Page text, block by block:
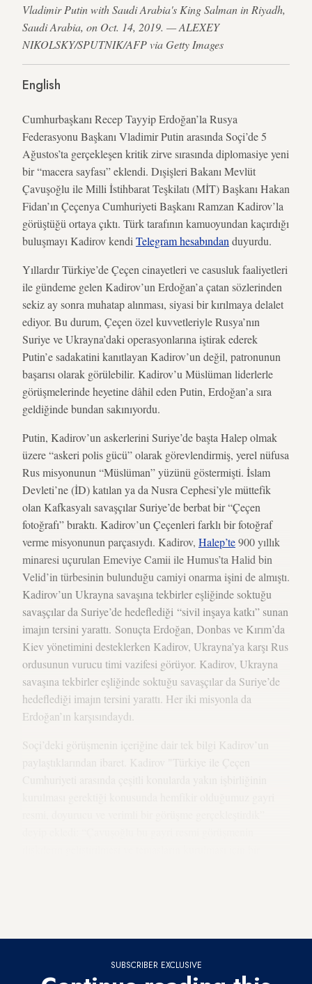
Vladimir Putin with Saudi Arabia's King Salman in Riyadh,
Saudi Arabia, on Oct. 14, 2019. — ALEXEY
NIKOLSKY/SPUTNIK/AFP via Getty Images
English
Cumhurbaşkanı Recep Tayyip Erdoğan’la Rusya
Federasyonu Başkanı Vladimir Putin arasında Soçi’de 5
Ağustos’ta gerçekleşen kritik zirve sırasında diplomasiye yeni
bir “macera sayfası” eklendi. Dışişleri Bakanı Mevlüt
Çavuşoğlu ile Milli İstihbarat Teşkilatı (MİT) Başkanı Hakan
Fidan’ın Çeçenya Cumhuriyeti Başkanı Ramzan Kadirov’la
görüştüğü ortaya çıktı. Türk tarafının kamuoyundan kaçırdığı
buluşmayı Kadirov kendi Telegram hesabından duyurdu.
Yıllardır Türkiye’de Çeçen cinayetleri ve casusluk faaliyetleri
ile gündeme gelen Kadirov’un Erdoğan’a çatan sözlerinden
sekiz ay sonra muhatap alınması, siyasi bir kırılmaya delalet
ediyor. Bu durum, Çeçen özel kuvvetleriyle Rusya’nın
Suriye ve Ukrayna’daki operasyonlarına iştirak ederek
Putin’e sadakatini kanıtlayan Kadirov’un değil, patronunun
başarısı olarak görülebilir. Kadirov’u Müslüman liderlerle
görüşmelerinde heyetine dâhil eden Putin, Erdoğan’a sıra
geldiğinde bundan sakınıyordu.
Putin, Kadirov’un askerlerini Suriye’de başta Halep olmak
üzere “askeri polis gücü” olarak görevlendirmiş, yerel nüfusa
Rus misyonunun “Müslüman” yüzünü göstermişti. İslam
Devleti’ne (İD) katılan ya da Nusra Cephesi’yle müttefik
olan Kafkasyalı savaşçılar Suriye’de berbat bir “Çeçen
fotoğrafı” bıraktı. Kadirov’un Çeçenleri farklı bir fotoğraf
verme misyonunun parçasıydı. Kadirov, Halep’te900 yıllık
minaresi uçurulan Emeviye Camii ile Humus’ta Halid bin
Velid’in türbesinin bulunduğu camiyi onarma işini de almıştı.
Kadirov’un Ukrayna savaşına tekbirler eşliğinde soktuğu
savaşçılar da Suriye’de hedeflediği “sivil inşaya katkı” sunan
imajın tersini yarattı. Sonuçta Erdoğan, Donbas ve Kırım’da
Kiev yönetimini desteklerken Kadirov, Ukrayna’ya karşı Rus
ordusunun vurucu timi vazifesi görüyor. Kadirov, Ukrayna
savaşına tekbirler eşliğinde soktuğu savaşçılar da Suriye’de
hedeflediği imajın tersini yarattı. Her iki misyonla da
Erdoğan’ın karşısındaydı.
Soçi’deki görüşmenin içeriğine dair tek bilgi Kadirov’un
paylaştıklarından ibaret. Kadirov "Türkiye ile Çeçen
SUBSCRIBER EXCLUSIVE